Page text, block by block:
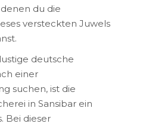
du die
versteckten Juwels
deutsche
einer
suchen, ist die
in Sansibar ein
Bei dieser